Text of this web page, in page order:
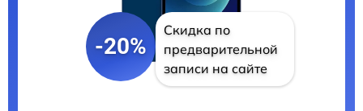
-20%
Скидка по
предварительной
записи на сайте